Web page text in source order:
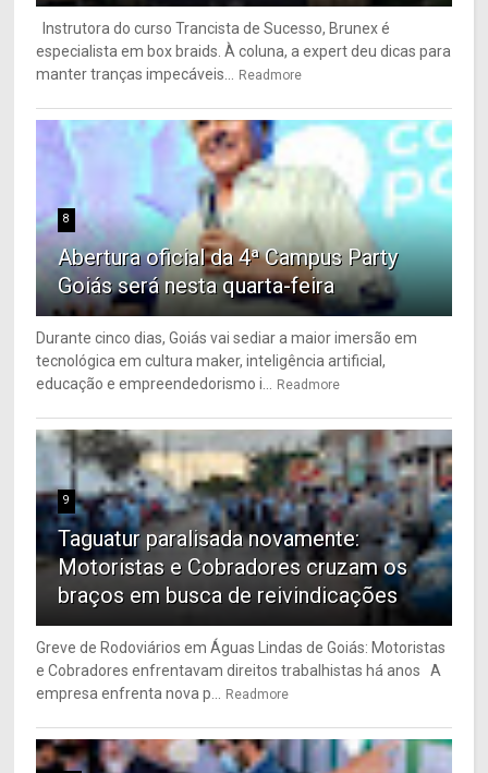
Instrutora do curso Trancista de Sucesso, Brunex é
especialista em box braids. À coluna, a expert deu dicas para
manter tranças impecáveis...
Readmore
8
Abertura oficial da 4ª Campus Party
Goiás será nesta quarta-feira
Durante cinco dias, Goiás vai sediar a maior imersão em
tecnológica em cultura maker, inteligência artificial,
educação e empreendedorismo i...
Readmore
9
Taguatur paralisada novamente:
Motoristas e Cobradores cruzam os
braços em busca de reivindicações
Greve de Rodoviários em Águas Lindas de Goiás: Motoristas
e Cobradores enfrentavam direitos trabalhistas há anos A
empresa enfrenta nova p...
Readmore